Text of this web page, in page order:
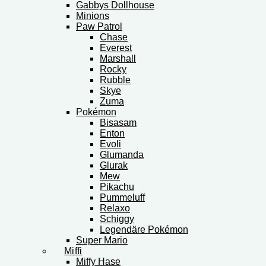
Gabbys Dollhouse
Minions
Paw Patrol
Chase
Everest
Marshall
Rocky
Rubble
Skye
Zuma
Pokémon
Bisasam
Enton
Evoli
Glumanda
Glurak
Mew
Pikachu
Pummeluff
Relaxo
Schiggy
Legendäre Pokémon
Super Mario
Miffi
Miffy Hase